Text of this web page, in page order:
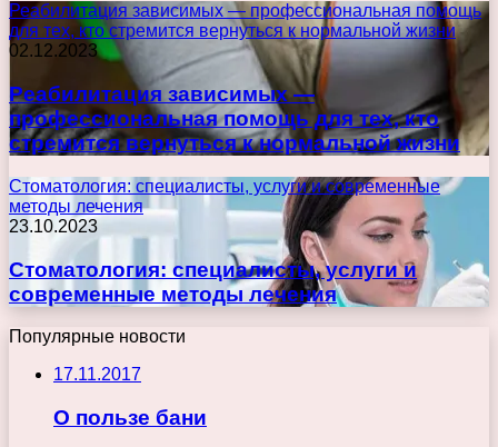
Реабилитация зависимых — профессиональная помощь
для тех, кто стремится вернуться к нормальной жизни
02.12.2023
Реабилитация зависимых —
профессиональная помощь для тех, кто
стремится вернуться к нормальной жизни
Стоматология: специалисты, услуги и современные
методы лечения
23.10.2023
Стоматология: специалисты, услуги и
современные методы лечения
Популярные новости
17.11.2017
О пользе бани